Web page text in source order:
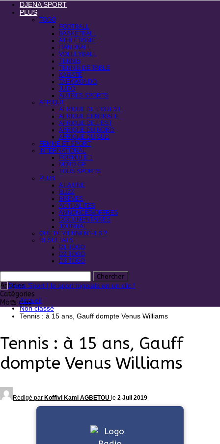
DJENA SPORT
PLUS
TOGO
FOOTBALL
BASKETBALL
ATHLÉTISME
HANDBALL
VOLLEYBALL
TENNIS
TENNIS DE TABLE
KARATÉ
TAEKWONDO
JUDO
AUTRES SPORTS
AFRIQUE
AFRIQUE DE L’OUEST
AFRIQUE CENTRALE
AFRIQUE DE L’EST
AFRIQUE DU NORD
AFRIQUE DU SUD
FEMME ET SPORT
INTERNATIONAL
FORMULE 1
MOTO GP
TOUS SPORTS
PLUS
A LA UNE
BUZZ
BREVES
ACTUALITES
ANNONCES/OFFRES
DOCUMENTAIRES
JOURNAL
QUE DEVIENNENT-ILS ?
RESULTATS
D1 TOGO
D2 TOGO
D3 TOGO
Articles
Catégories
Mots clés
Accueil
Non classé
Tennis : à 15 ans, Gauff dompte Venus Williams
Tennis : à 15 ans, Gauff
dompte Venus Williams
Rédigé par Koffivi Kami AGBETOU le 2 Juil 2019